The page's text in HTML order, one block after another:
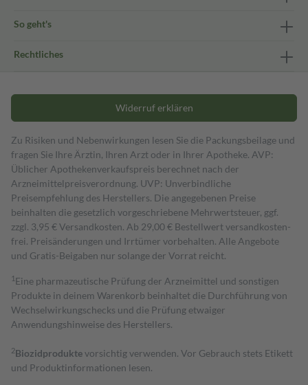
So geht's
Rechtliches
Widerruf erklären
Zu Risiken und Nebenwirkungen lesen Sie die Packungsbeilage und
fragen Sie Ihre Ärztin, Ihren Arzt oder in Ihrer Apotheke. AVP:
Üblicher Apothekenverkaufspreis berechnet nach der
Arzneimittelpreisverordnung. UVP: Unverbindliche
Preisempfehlung des Herstellers. Die angegebenen Preise
beinhalten die gesetzlich vorgeschriebene Mehrwertsteuer, ggf.
zzgl. 3,95 € Versandkosten. Ab 29,00 € Bestell­wert versand­kosten­
frei. Preisänderungen und Irrtümer vorbehalten. Alle Angebote
und Gratis-Beigaben nur solange der Vorrat reicht.
1 Eine pharmazeutische Prüfung der Arzneimittel und sonstigen
Produkte in deinem Warenkorb beinhaltet die Durchführung von
Wechselwirkungschecks und die Prüfung etwaiger
Anwendungshinweise des Herstellers.
2Biozidproduktevorsichtig verwenden. Vor Gebrauch stets Etikett
und Produktinformationen lesen.